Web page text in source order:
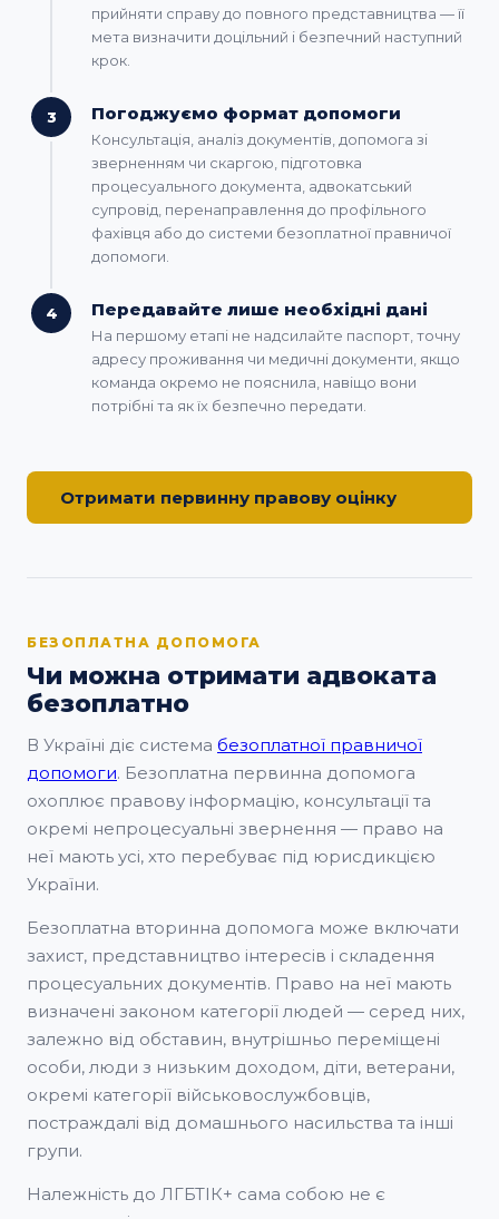
прийняти справу до повного представництва — її
мета визначити доцільний і безпечний наступний
крок.
3 Погоджуємо формат допомоги
Консультація, аналіз документів, допомога зі
зверненням чи скаргою, підготовка
процесуального документа, адвокатський
супровід, перенаправлення до профільного
фахівця або до системи безоплатної правничої
допомоги.
4 Передавайте лише необхідні дані
На першому етапі не надсилайте паспорт, точну
адресу проживання чи медичні документи, якщо
команда окремо не пояснила, навіщо вони
потрібні та як їх безпечно передати.
Отримати первинну правову оцінку
БЕЗОПЛАТНА ДОПОМОГА
Чи можна отримати адвоката
безоплатно
В Україні діє система безоплатної правничої
допомоги. Безоплатна первинна допомога
охоплює правову інформацію, консультації та
окремі непроцесуальні звернення — право на
неї мають усі, хто перебуває під юрисдикцією
України.
Безоплатна вторинна допомога може включати
захист, представництво інтересів і складення
процесуальних документів. Право на неї мають
визначені законом категорії людей — серед них,
залежно від обставин, внутрішньо переміщені
особи, люди з низьким доходом, діти, ветерани,
окремі категорії військовослужбовців,
постраждалі від домашнього насильства та інші
групи.
Належність до ЛГБТІК+ сама собою не є